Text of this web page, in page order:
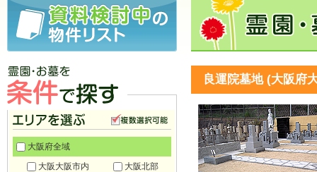
良運院墓地 (大阪府
霊園・お墓を条件で探す
大阪府全域
大阪大阪市内
大阪北部